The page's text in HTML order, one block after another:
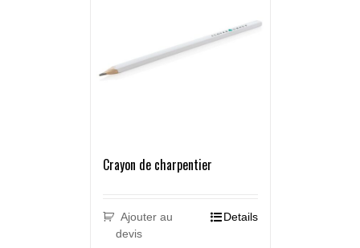
Crayon de charpentier
Ajouter au
devis
Details